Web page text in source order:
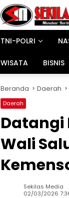
TNI-POLRI
WISATA BISNIS
Beranda Daerah
Daerah
Datangi
Wali
Sekilas Media
02/03/2026